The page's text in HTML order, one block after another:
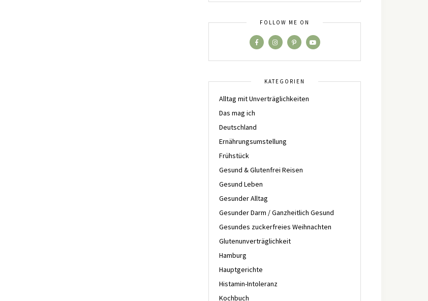
FOLLOW ME ON
KATEGORIEN
Alltag mit Unverträglichkeiten
Das mag ich
Deutschland
Ernährungsumstellung
Frühstück
Gesund & Glutenfrei Reisen
Gesund Leben
Gesunder Alltag
Gesunder Darm / Ganzheitlich Gesund
Gesundes zuckerfreies Weihnachten
Glutenunverträglichkeit
Hamburg
Hauptgerichte
Histamin-Intoleranz
Kochbuch